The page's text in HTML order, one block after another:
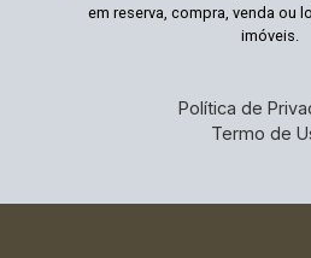
em reserva, compra, venda ou
imóveis.
Política de
Termo de